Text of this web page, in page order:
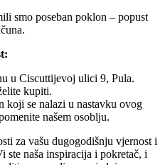
smo poseban poklon – popust
u Ciscuttijevoj ulici 9, Pula.
kupiti.
koji se nalazi u nastavku ovog
našem osoblju.
za vašu dugogodišnju vjernost i
ste naša inspiracija i pokretač, i